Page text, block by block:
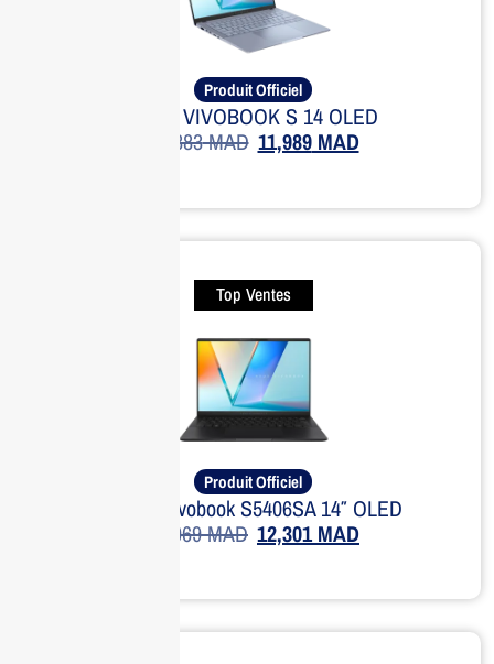
Produit Officiel
ASUS VIVOBOOK S 14 OLED
18,383MAD 11,989MAD
Top Ventes
Produit Officiel
ASUS Vivobook S5406SA 14″ OLED
16,069MAD 12,301MAD